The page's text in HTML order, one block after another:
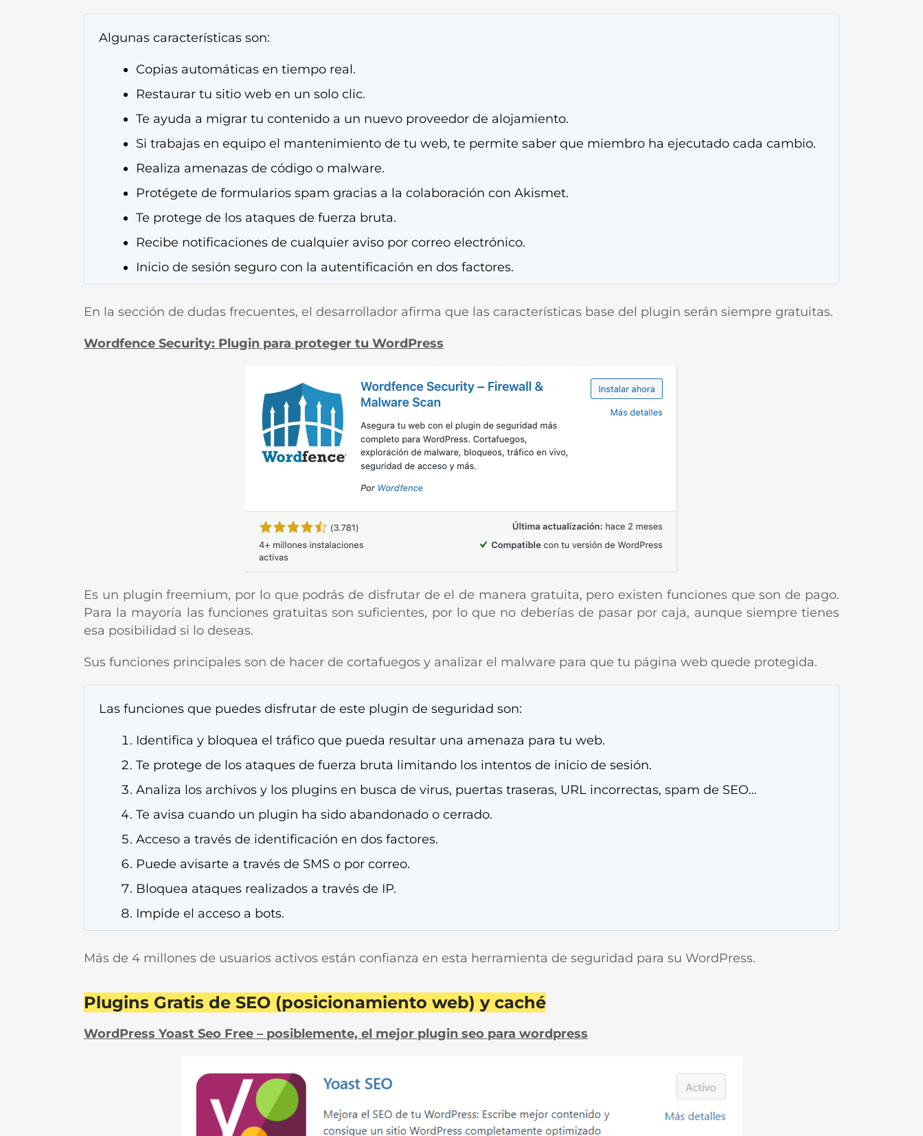
Algunas características son:
Copias automáticas en tiempo real.
Restaurar tu sitio web en un solo clic.
Te ayuda a migrar tu contenido a un nuevo proveedor de alojamiento.
Si trabajas en equipo el mantenimiento de tu web, te permite saber que miembro ha ejecutado cada cambio.
Realiza amenazas de código o malware.
Protégete de formularios spam gracias a la colaboración con Akismet.
Te protege de los ataques de fuerza bruta.
Recibe notificaciones de cualquier aviso por correo electrónico.
Inicio de sesión seguro con la autentificación en dos factores.
En la sección de dudas frecuentes, el desarrollador afirma que las características base del plugin serán siempre gratuitas.
Wordfence Security: Plugin para proteger tu WordPress
Es un plugin freemium, por lo que podrás de disfrutar de el de manera gratuita, pero existen funciones que son de pago.
Para la mayoría las funciones gratuitas son suficientes, por lo que no deberías de pasar por caja, aunque siempre tienes
esa posibilidad si lo deseas.
Sus funciones principales son de hacer de cortafuegos y analizar el malware para que tu página web quede protegida.
Las funciones que puedes disfrutar de este plugin de seguridad son:
Identifica y bloquea el tráfico que pueda resultar una amenaza para tu web.
Te protege de los ataques de fuerza bruta limitando los intentos de inicio de sesión.
Analiza los archivos y los plugins en busca de virus, puertas traseras, URL incorrectas, spam de SEO…
Te avisa cuando un plugin ha sido abandonado o cerrado.
Acceso a través de identificación en dos factores.
Puede avisarte a través de SMS o por correo.
Bloquea ataques realizados a través de IP.
Impide el acceso a bots.
Más de 4 millones de usuarios activos están confianza en esta herramienta de seguridad para su WordPress.
Plugins Gratis de SEO (posicionamiento web) y caché
WordPress Yoast Seo Free – posiblemente, el mejor plugin seo para wordpress